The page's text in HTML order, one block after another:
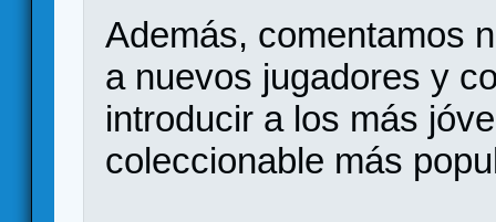
Además, comentamos
a nuevos jugadores y
introducir a los más
coleccionable más